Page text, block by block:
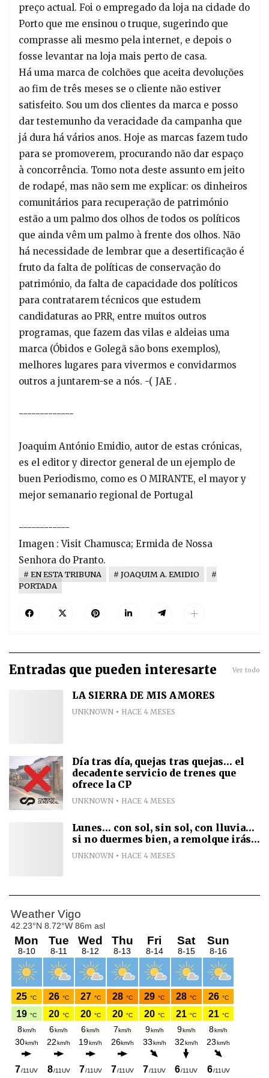
preço actual. Foi o empregado da loja na cidade do
Porto que me ensinou o truque, sugerindo que
comprasse ali mesmo pela internet, e depois o
fosse levantar na loja mais perto de casa.
Há uma marca de colchões que aceita devoluções
ao fim de três meses se o cliente não estiver
satisfeito. Sou um dos clientes da marca e posso
dar testemunho da veracidade da campanha que
já dura há vários anos. Hoje as marcas fazem tudo
para se promoverem, procurando não dar espaço
à concorrência. Tomo nota deste assunto em jeito
de rodapé, mas não sem me explicar: os dinheiros
comunitários para recuperação de património
estão a um palmo dos olhos de todos os políticos
que ainda vêm um palmo à frente dos olhos. Não
há necessidade de lembrar que a desertificação é
fruto da falta de políticas de conservação do
património, da falta de capacidade dos políticos
para contratarem técnicos que estudem
candidaturas ao PRR, entre muitos outros
programas, que fazem das vilas e aldeias uma
marca (Óbidos e Golegã são bons exemplos),
melhores lugares para vivermos e convidarmos
outros a juntarem-se a nós. -( JAE .
-------------
Joaquim António Emidio, autor de estas crónicas,
es el editor y director general de un ejemplo de
buen Periodismo, como es O MIRANTE, el mayor y
mejor semanario regional de Portugal
------------
Imagen : Visit Chamusca; Ermida de Nossa
Senhora do Pranto.
EN ESTA TRIBUNA
JOAQUIM A. EMIDIO
PORTADA
Entradas que pueden interesarte Ver todo
LA SIERRA DE MIS AMORES
UNKNOWN HACE 4 MESES
Día tras día, quejas tras quejas... el
decadente servicio de trenes que
ofrece la CP
UNKNOWN HACE 4 MESES
Lunes... con sol, sin sol, con lluvia...
si no duermes bien, a remolque irás...
UNKNOWN HACE 4 MESES